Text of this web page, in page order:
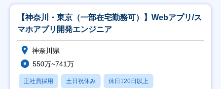
【神奈川・東京（一部在宅勤務可）】Webアプリ/ス
マホアプリ開発エンジニア
神奈川県
550万~741万
正社員採用 土日祝休み 休日120日以上